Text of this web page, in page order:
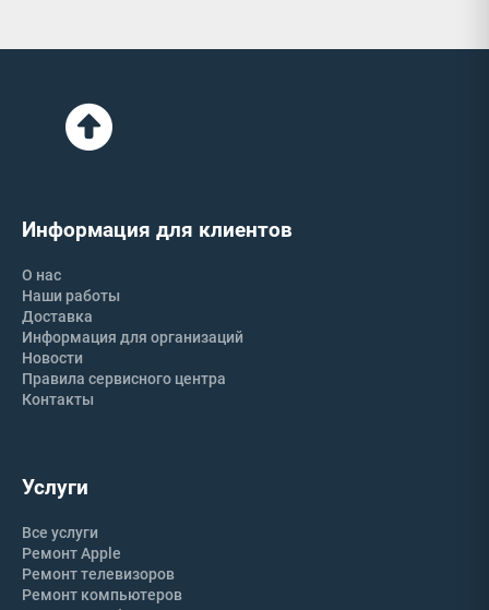
Услуги
Все услуги
Ремонт Apple
Ремонт телевизоров
Ремонт компьютеров
Информация для клиентов
О нас
Наши работы
Доставка
Информация для организаций
Новости
Правила сервисного центра
Контакты